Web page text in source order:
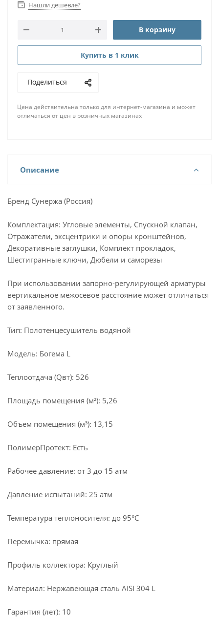
Нашли дешевле?
В корзину
Купить в 1 клик
Поделиться
Цена действительна только для интернет-магазина и может
отличаться от цен в розничных магазинах
Описание
Бренд Сунержа (Россия)
Комплектация: Угловые элементы, Спускной клапан,
Отражатели, эксцентрики и опоры кронштейнов,
Декоративные заглушки, Комплект прокладок,
Шестигранные ключи, Дюбели и саморезы
При использовании запорно-регулирующей арматуры
вертикальное межосевое расстояние может отличаться
от заявленного.
Тип: Полотенцесушитель водяной
Модель: Богема L
Теплоотдача (Qвт): 526
Площадь помещения (м²): 5,26
Объем помещения (м³): 13,15
ПолимерПротект: Есть
Рабочее давление: от 3 до 15 атм
Давление испытаний: 25 атм
Температура теплоносителя: до 95°С
Перемычка: прямая
Профиль коллектора: Круглый
Материал: Нержавеющая сталь AISI 304 L
Гарантия (лет): 10